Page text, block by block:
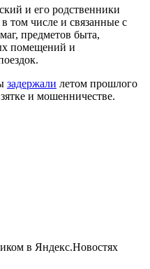
и его родственники
том числе и связанные с
предметов быта,
помещений и
задержали летом прошлого
и мошенничестве.
в Яндекс.Новостях